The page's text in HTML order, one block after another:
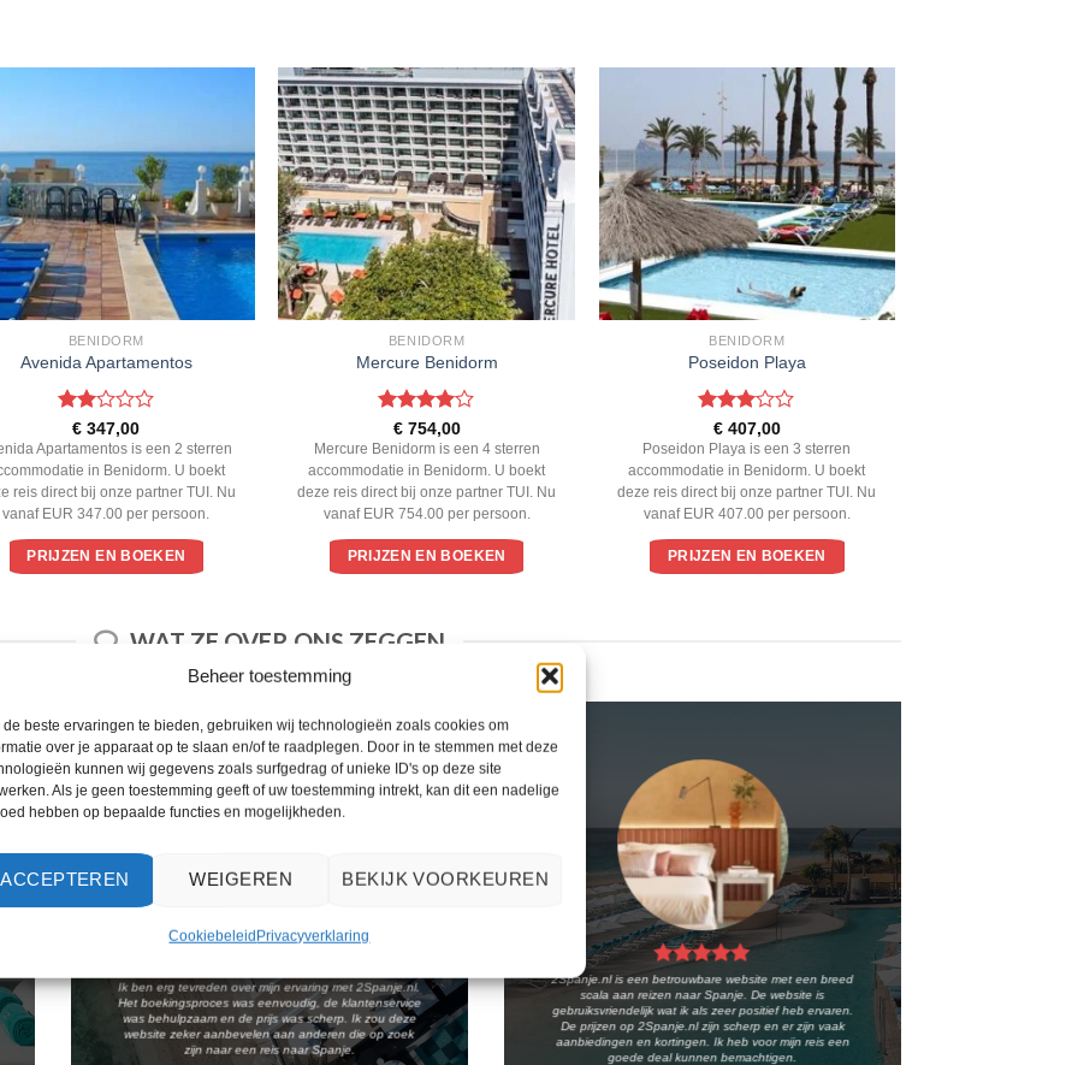
Beheer toestemming
de beste ervaringen te bieden, gebruiken wij technologieën zoals cookies om
over je apparaat op te slaan en/of te raadplegen. Door in te stemmen met deze
kunnen wij gegevens zoals surfgedrag of unieke ID's op deze site
Als je geen toestemming geeft of uw toestemming intrekt, kan dit een nadelige
hebben op bepaalde functies en mogelijkheden.
ACCEPTEREN WEIGEREN BEKIJK VOORKEUREN
CookiebeleidPrivacyverklaring
BENIDORM
Avenida Apartamentos
Gewaardeerd
2uit
5
€ 347,00
Apartamentos is een 2 sterren
in Benidorm. U boekt
reis direct bij onze partner TUI. Nu
vanaf EUR 347.00 per persoon.
PRIJZEN EN BOEKEN
BENIDORM
Mercure Benidorm
Gewaardeerd
4uit 5
€754,00
Mercure Benidorm is een 4 sterren
accommodatie in Benidorm. U boekt
deze reis direct bij onze partner TUI. Nu
vanaf EUR 754.00 per persoon.
PRIJZEN EN BOEKEN
BENIDORM
Poseidon Playa
Gewaardeerd
3 uit 5
€407,00
Poseidon Playa is een 3 sterren
accommodatie in Benidorm. U boekt
deze reis direct bij onze partner TUI. Nu
vanaf EUR 407.00 per persoon.
PRIJZEN EN BOEKEN
WAT ZE OVER ONS ZEGGEN
Ik ben erg tevreden over mijn ervaring met 2Spanje.nl.
Het boekingsproces was eenvoudig, de klantenservice
was behulpzaam en de prijs was scherp. Ik zou deze
website zeker aanbevelen aan anderen die op zoek
zijn naar een reis naar Spanje.
2Spanje.nl is een betrouwbare website met een breed
scala aan reizen naar Spanje. De website is
gebruiksvriendelijk wat ik als zeer positief heb ervaren.
De prijzen op 2Spanje.nl zijn scherp en er zijn vaak
aanbiedingen en kortingen. Ik heb voor mijn reis een
goede deal kunnen bemachtigen.